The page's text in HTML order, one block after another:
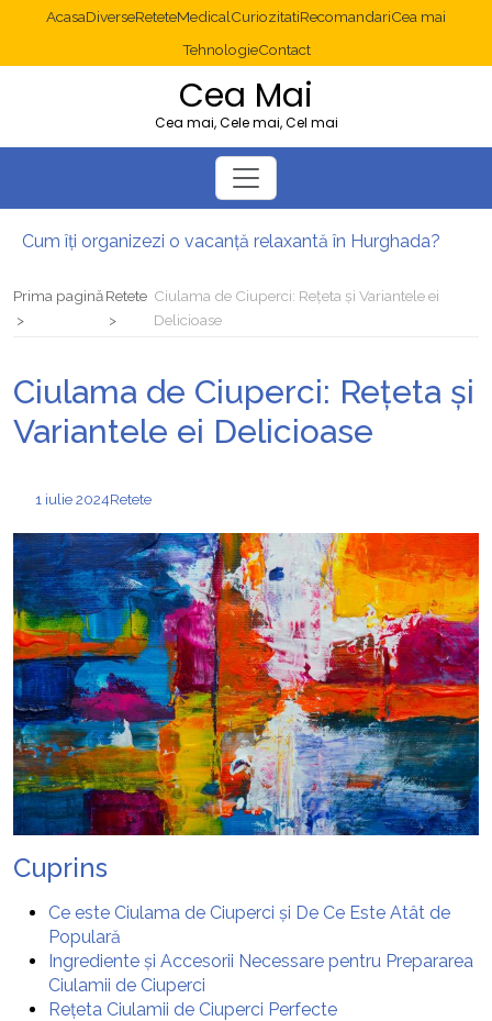
AcasaDiverseReteteMedicalCuriozitatiRecomandariCea mai
TehnologieContact
Cea Mai
Cea mai, Cele mai, Cel mai
Cum îți organizezi o vacanță relaxantă în Hurghada?
Prima paginăRetete Ciulama de Ciuperci: Rețeta și Variantele ei
Delicioase
Ciulama de Ciuperci: Rețeta și
Variantele ei Delicioase
1 iulie 2024Retete
Cuprins
Ce este Ciulama de Ciuperci și De Ce Este Atât de
Populară
Ingrediente și Accesorii Necessare pentru Prepararea
Ciulamii de Ciuperci
Rețeta Ciulamii de Ciuperci Perfecte